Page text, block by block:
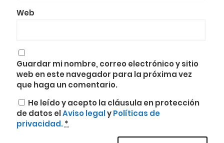
Web
Guardar mi nombre, correo electrónico y sitio
web en este navegador para la próxima vez
que haga un comentario.
He leído y acepto la cláusula en protección
de datos elAviso legalyPolíticas de
privacidad.*